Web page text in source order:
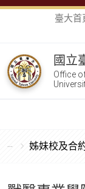
臺大首
國立
Office
姊妹校及合